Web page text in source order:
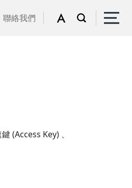
聯絡我們
(Access Key) 、